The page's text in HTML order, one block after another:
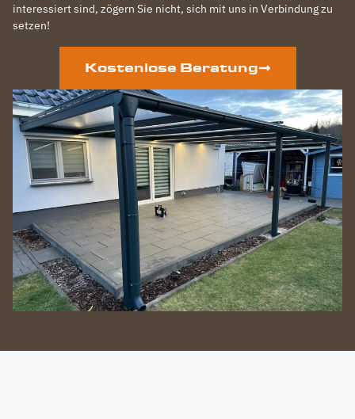
interessiert sind, zögern Sie nicht, sich mit uns in Verbindung zu
setzen!
Kostenlose Beratung